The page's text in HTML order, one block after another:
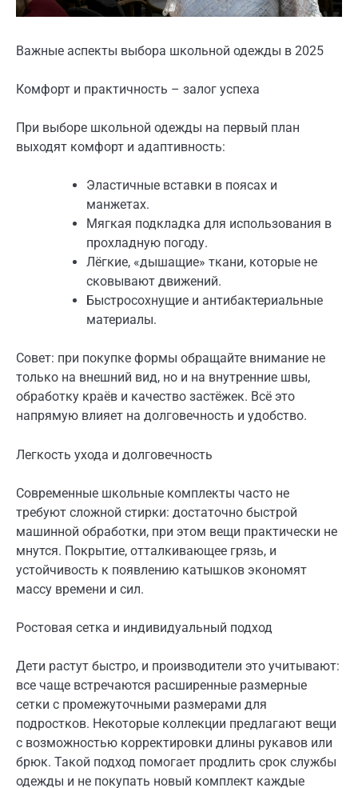
Важные аспекты выбора школьной одежды в 2025
Комфорт и практичность – залог успеха
При выборе школьной одежды на первый план
выходят комфорт и адаптивность:
Эластичные вставки в поясах и
манжетах.
Мягкая подкладка для использования в
прохладную погоду.
Лёгкие, «дышащие» ткани, которые не
сковывают движений.
Быстросохнущие и антибактериальные
материалы.
Совет: при покупке формы обращайте внимание не
только на внешний вид, но и на внутренние швы,
обработку краёв и качество застёжек. Всё это
напрямую влияет на долговечность и удобство.
Легкость ухода и долговечность
Современные школьные комплекты часто не
требуют сложной стирки: достаточно быстрой
машинной обработки, при этом вещи практически не
мнутся. Покрытие, отталкивающее грязь, и
устойчивость к появлению катышков экономят
массу времени и сил.
Ростовая сетка и индивидуальный подход
Дети растут быстро, и производители это учитывают:
все чаще встречаются расширенные размерные
сетки с промежуточными размерами для
подростков. Некоторые коллекции предлагают вещи
с возможностью корректировки длины рукавов или
брюк. Такой подход помогает продлить срок службы
одежды и не покупать новый комплект каждые